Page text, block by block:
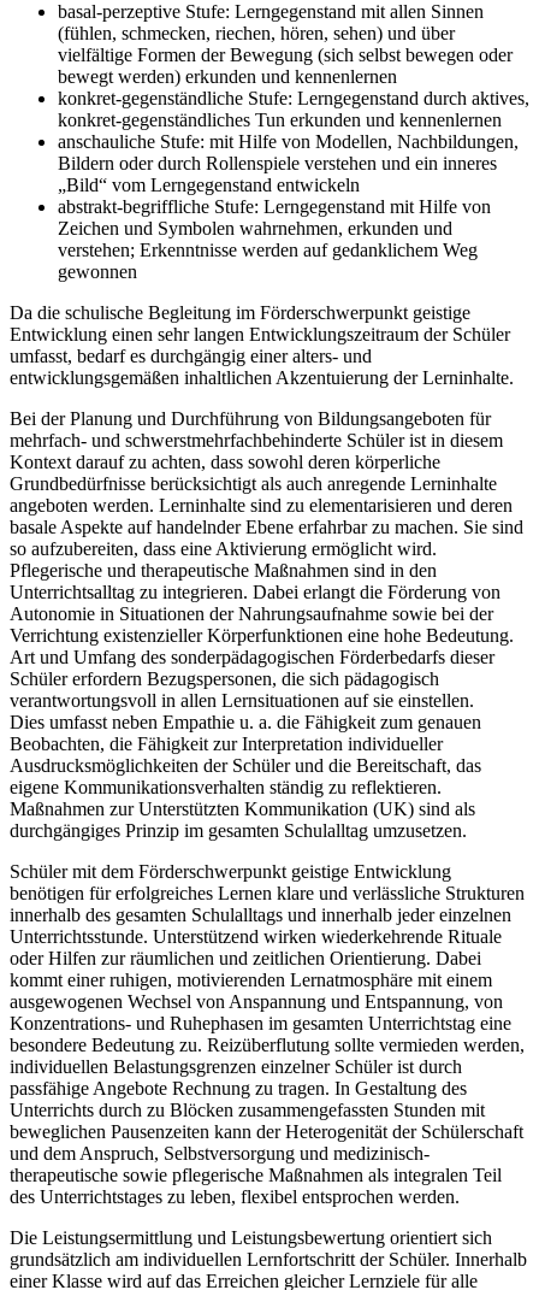
basal-perzeptive Stufe: Lerngegenstand mit allen Sinnen
(fühlen, schmecken, riechen, hören, sehen) und über
vielfältige Formen der Bewegung (sich selbst bewegen oder
bewegt werden) erkunden und kennenlernen
konkret-gegenständliche Stufe: Lerngegenstand durch aktives,
konkret-gegenständliches Tun erkunden und kennenlernen
anschauliche Stufe: mit Hilfe von Modellen, Nachbildungen,
Bildern oder durch Rollenspiele verstehen und ein inneres
„Bild“ vom Lerngegenstand entwickeln
abstrakt-begriffliche Stufe: Lerngegenstand mit Hilfe von
Zeichen und Symbolen wahrnehmen, erkunden und
verstehen; Erkenntnisse werden auf gedanklichem Weg
gewonnen
Da die schulische Begleitung im Förderschwerpunkt geistige
Entwicklung einen sehr langen Entwicklungszeitraum der Schüler
umfasst, bedarf es durchgängig einer alters- und
entwicklungsgemäßen inhaltlichen Akzentuierung der Lerninhalte.
Bei der Planung und Durchführung von Bildungsangeboten für
mehrfach- und schwerstmehrfachbehinderte Schüler ist in diesem
Kontext darauf zu achten, dass sowohl deren körperliche
Grundbedürfnisse berücksichtigt als auch anregende Lerninhalte
angeboten werden. Lerninhalte sind zu elementarisieren und deren
basale Aspekte auf handelnder Ebene erfahrbar zu machen. Sie sind
so aufzubereiten, dass eine Aktivierung ermöglicht wird.
Pflegerische und therapeutische Maßnahmen sind in den
Unterrichtsalltag zu integrieren. Dabei erlangt die Förderung von
Autonomie in Situationen der Nahrungsaufnahme sowie bei der
Verrichtung existenzieller Körperfunktionen eine hohe Bedeutung.
Art und Umfang des sonderpädagogischen Förderbedarfs dieser
Schüler erfordern Bezugspersonen, die sich pädagogisch
verantwortungsvoll in allen Lernsituationen auf sie einstellen.
Dies umfasst neben Empathie u. a. die Fähigkeit zum genauen
Beobachten, die Fähigkeit zur Interpretation individueller
Ausdrucksmöglichkeiten der Schüler und die Bereitschaft, das
eigene Kommunikationsverhalten ständig zu reflektieren.
Maßnahmen zur Unterstützten Kommunikation (UK) sind als
durchgängiges Prinzip im gesamten Schulalltag umzusetzen.
Schüler mit dem Förderschwerpunkt geistige Entwicklung
benötigen für erfolgreiches Lernen klare und verlässliche Strukturen
innerhalb des gesamten Schulalltags und innerhalb jeder einzelnen
Unterrichtsstunde. Unterstützend wirken wiederkehrende Rituale
oder Hilfen zur räumlichen und zeitlichen Orientierung. Dabei
kommt einer ruhigen, motivierenden Lernatmosphäre mit einem
ausgewogenen Wechsel von Anspannung und Entspannung, von
Konzentrations- und Ruhephasen im gesamten Unterrichtstag eine
besondere Bedeutung zu. Reizüberflutung sollte vermieden werden,
individuellen Belastungsgrenzen einzelner Schüler ist durch
passfähige Angebote Rechnung zu tragen. In Gestaltung des
Unterrichts durch zu Blöcken zusammengefassten Stunden mit
beweglichen Pausenzeiten kann der Heterogenität der Schülerschaft
und dem Anspruch, Selbstversorgung und medizinisch-
therapeutische sowie pflegerische Maßnahmen als integralen Teil
des Unterrichtstages zu leben, flexibel entsprochen werden.
Die Leistungsermittlung und Leistungsbewertung orientiert sich
grundsätzlich am individuellen Lernfortschritt der Schüler. Innerhalb
einer Klasse wird auf das Erreichen gleicher Lernziele für alle